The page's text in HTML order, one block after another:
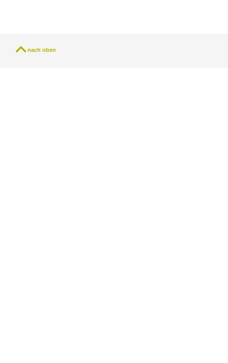
nach oben